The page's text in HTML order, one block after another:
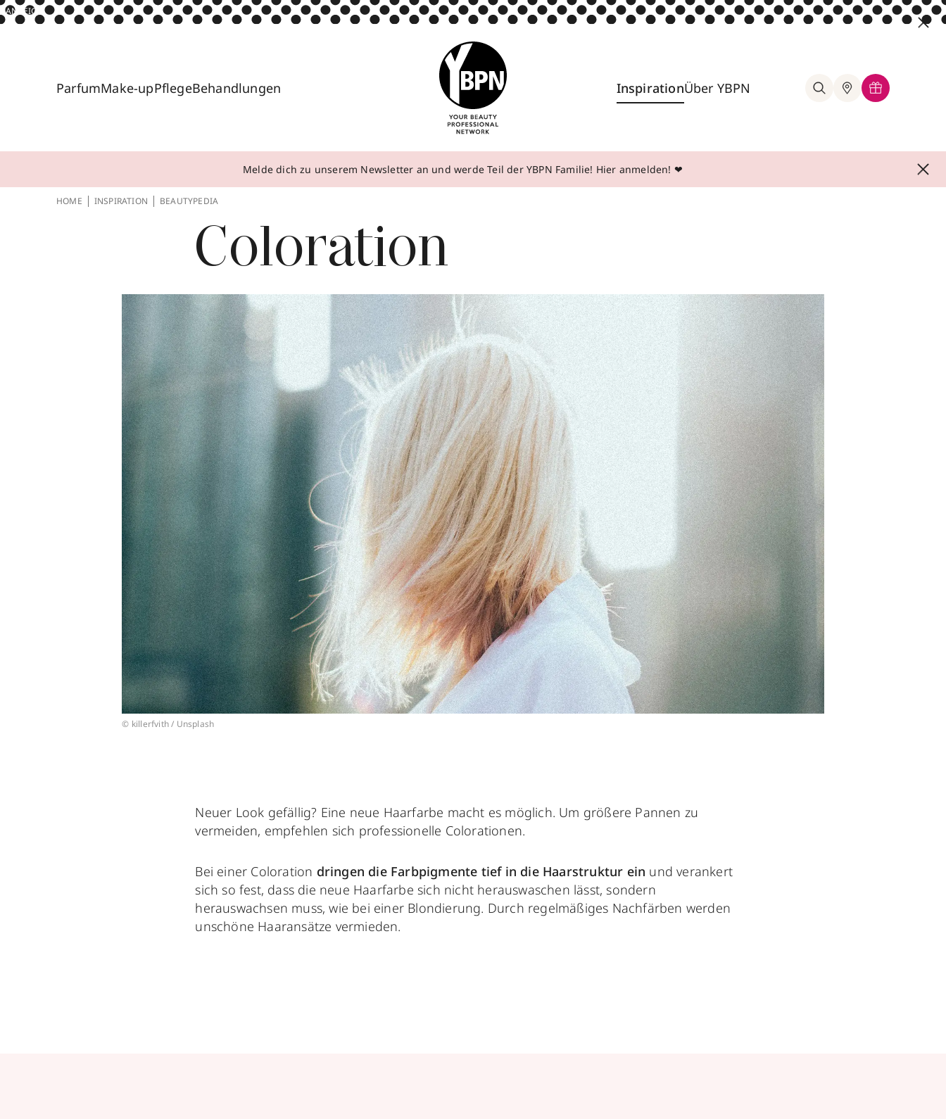
ANZEIGE
ParfumMake-upPflegeBehandlungen InspirationÜber YBPN
Melde dich zu unserem Newsletter an und werde Teil der YBPN Familie! Hier anmelden! ❤
HOME INSPIRATION BEAUTYPEDIA
Coloration
© killerfvith / Unsplash
Neuer Look gefällig? Eine neue Haarfarbe macht es möglich. Um größere Pannen zu
vermeiden, empfehlen sich professionelle Colorationen.
Bei einer Coloration dringen die Farbpigmente tief in die Haarstruktur ein und verankert
sich so fest, dass die neue Haarfarbe sich nicht herauswaschen lässt, sondern
herauswachsen muss, wie bei einer Blondierung. Durch regelmäßiges Nachfärben werden
unschöne Haaransätze vermieden.